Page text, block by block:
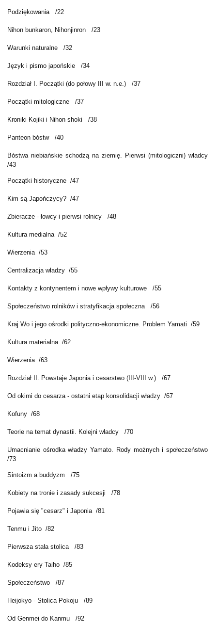
Podziękowania /22
Nihon bunkaron, Nihonjinron /23
Warunki naturalne /32
Język i pismo japońskie /34
Rozdział I. Początki (do połowy III w. n.e.) /37
Początki mitologiczne /37
Kroniki Kojiki i Nihon shoki /38
Panteon bóstw /40
Bóstwa niebiańskie schodzą na ziemię. Pierwsi (mitologiczni) władcy
/43
Początki historyczne /47
Kim są Japończycy? /47
Zbieracze - łowcy i pierwsi rolnicy /48
Kultura medialna /52
Wierzenia /53
Centralizacja władzy /55
Kontakty z kontynentem i nowe wpływy kulturowe /55
Społeczeństwo rolników i stratyfikacja społeczna /56
Kraj Wo i jego ośrodki polityczno-ekonomiczne. Problem Yamati /59
Kultura materialna /62
Wierzenia /63
Rozdział II. Powstaje Japonia i cesarstwo (III-VIII w.) /67
Od okimi do cesarza - ostatni etap konsolidacji władzy /67
Kofuny /68
Teorie na temat dynastii. Kolejni władcy /70
Umacnianie ośrodka władzy Yamato. Rody możnych i społeczeństwo
/73
Sintoizm a buddyzm /75
Kobiety na tronie i zasady sukcesji /78
Pojawia się "cesarz" i Japonia /81
Tenmu i Jito /82
Pierwsza stała stolica /83
Kodeksy ery Taiho /85
Społeczeństwo /87
Heijokyo - Stolica Pokoju /89
Od Genmei do Kanmu /92